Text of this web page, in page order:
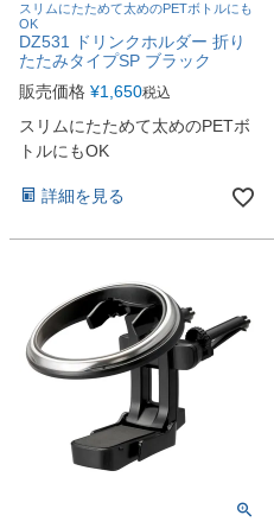
スリムにたためて太めのPETボトルにも
OK
DZ531 ドリンクホルダー 折り
たたみタイプSP ブラック
販売価格 ¥1,650税込
スリムにたためて太めのPETボ
トルにもOK
詳細を見る